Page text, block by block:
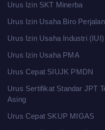
Urus Izin SKT Minerba
Urus Izin Usaha Biro
Urus Izin Usaha Industri (IUI)
Urus Izin Usaha PMA
Urus Cepat SIUJK PMDN
Urus Sertifikat Standar JPT
Asing
Urus Cepat SKUP MIGAS